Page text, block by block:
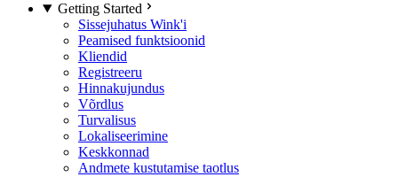
Getting Started
Sissejuhatus Wink'i
Peamised funktsioonid
Kliendid
Registreeru
Hinnakujundus
Võrdlus
Turvalisus
Lokaliseerimine
Keskkonnad
Andmete kustutamise taotlus